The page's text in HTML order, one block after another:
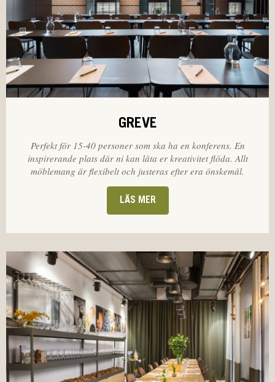
GREVE
Perfekt för 15-40 personer som ska ha en konferens. En
inspirerande plats där ni kan låta er kreativitet flöda. Allt
möblemang är flexibelt och justeras efter era önskemål.
LÄS MER